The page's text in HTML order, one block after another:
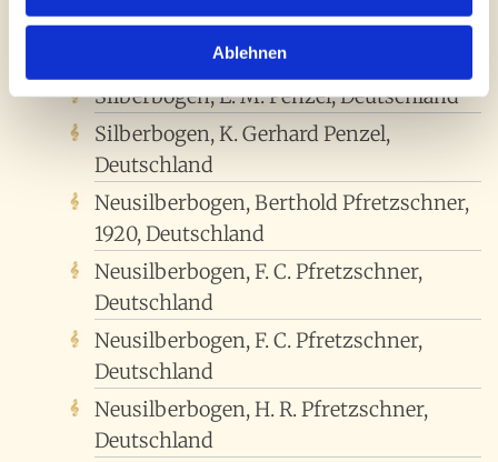
Ablehnen
Silberbogen, Otto Paulus, Deutschland
Silberbogen, Peccatte, Paris, Frankreich
Silberbogen, E. M. Penzel, Deutschland
Silberbogen, K. Gerhard Penzel,
Deutschland
Neusilberbogen, Berthold Pfretzschner,
1920, Deutschland
Neusilberbogen, F. C. Pfretzschner,
Deutschland
Neusilberbogen, F. C. Pfretzschner,
Deutschland
Neusilberbogen, H. R. Pfretzschner,
Deutschland